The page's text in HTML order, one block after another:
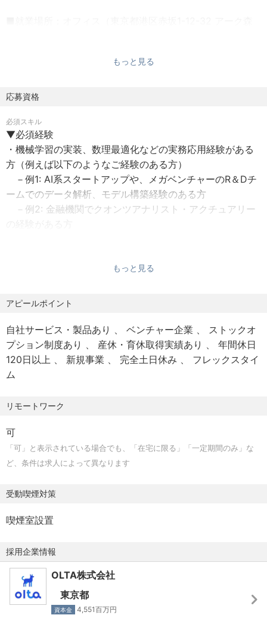
その新たな与信モデルの構築は、日本経済の根幹を支える
す。
▼仕事の具体的内容
・機械学習を用いた、信用スコアリング、不正検知エンジ
ンなどの開発、運用
・プロダクトや業務フローへのモデルのつなぎ込み（web
エンジニア/プロダクトマネージャーとのコミュニケーショ
ン含む）
・既存の機械学習モデルの運用、改善
・リスクのポートフォリオ管理のモニタリング、分析、改
【入社後の役割 / チーム体制】
与信モデルの改善やクレジットカード向けの与信モデルの
開発について、ビジネス課題の把握から要件定義・実装・
プロジェクト推進までリードをお任せしたいと考えていま
す。現在在籍しているデータサイエンティスト1名と連携し
ながら推進いただきます。
形や加工は必要に応じてお願いする予定です。
OLTAのチームは、ミッション実現のための最適なアルゴリ
ズム、モデル、コード、ツールなどについて、チームメン
バーでの議論・提案を歓迎する環境です。
【社風】
＜バリュー発揮を後押しする "挑戦できる環境" ＞
ーや、ウェルスナビやDMMなどのインターネットサービス
企業出身のメンバーなど、金融系や非金融系メンバーがバ
ランス良く集まっているのも弊社の特徴です。
年齢層は20〜40代と幅広く、それぞれの個性と強みを兼ね
備えたメンバーがベンチャーマインドを持ってチャレンジ
■就業時間：10:00～19:00（休憩1時間）
・完全週休2日制（土・日）、祝日
・年末年始休暇、夏季休暇、GW休暇、有給休暇、慶弔休暇
■福利厚生：
・社会保険完備（雇用、労災、健康、厚生年金）
・交通費全額支給
・時間外手当
弊社ではメンバーがより働きやすい環境づくりを心がけ、
・リモート勤務可能
・わんふり（月に1回、平日と休日の勤務日を交換できる制
度）
・書籍購入制度などの自己啓発支援
・希望スペックPC支給（社内規定あり）
環境を整備
部署間のコミュニケーションを向上するため、社内部活も
活発的に行なっています！（ランニング部・ゲーム部・英
語部など、15部あり）
もっと見る
応募資格
必須スキル
▼必須経験
・機械学習の実装、数理最適化などの実務応用経験がある
方（例えば以下のようなご経験のある方）
－例1: AI系スタートアップや、メガベンチャーのR＆Dチ
ームでのデータ解析、モデル構築経験のある方
－例2: 金融機関でクオンツアナリスト・アクチュアリー
▼必須スキル
イズの多いデータの基本統計量を把握しながら適切な前処
理を効率的に行える
・ビジネス課題の要点を理解した上で自ら分析手順を策定
し、それを分析の知識がないメンバーへも共有できる
データの制約を考慮しながら、モデルへ投入する特徴量を
・モデルを使った新しい業務フローの運用に向けた関係者
の調整ができる
・運用後にモデルが機能しているか否かの定期モニタリン
・SQLを使ったデータの集計や適切な結果の可視化ができ
・金融（与信や決済など）やマーケティングなど専門外の
※ご自身のお強みを活かしていただきながら、既存メンバー
と協力しながら進めていきますので、
未経験のものがお有りであっても、お気軽にご応募、ご相
談ください。
もっと見る
アピールポイント
自社サービス・製品あり ベンチャー企業
ストックオ
プション制度あり
産休・育休取得実績あり
年間休日
120日以上
新規事業 完全土日休み
フレックスタイ
ム
リモートワーク
可
「可」と表示されている場合でも、「在宅に限る」「一定期間のみ」な
ど、条件は求人によって異なります
受動喫煙対策
喫煙室設置
採用企業情報
OLTA株式会社
東京都
資本金 4,551百万円